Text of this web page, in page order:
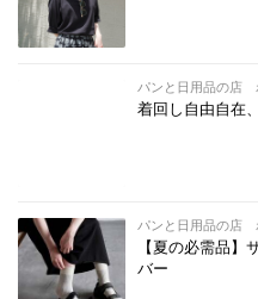
パンと日用品の店
着回し自由自在
パンと日用品の店
【夏の必需品】
バー